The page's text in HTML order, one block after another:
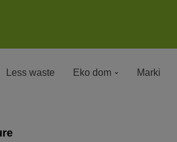
Less waste Eko dom Marki